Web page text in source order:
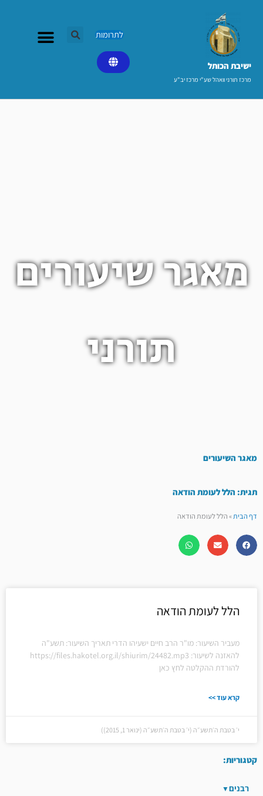
ישיבת הכותל​
מרכז תורני וואהל שע"י מרכז יב"ע
לתרומות
מאגר שיעורים
תורני
מאגר השיעורים
תגית: הלל לעומת הודאה
דף הבית»הלל לעומת הודאה
הלל לעומת הודאה
מעביר השיעור: מו"ר הרב חיים ישעיהו הדרי תאריך השיעור: תשע"ה
להאזנה לשיעור: https://files.hakotel.org.il/shiurim/24482.mp3
להורדת ההקלטה לחץ כאן
קרא עוד >>
י׳ בטבת ה׳תשע״ה (י׳ בטבת ה׳תשע״ה (ינואר 1, 2015))
קטגוריות:
רבנים